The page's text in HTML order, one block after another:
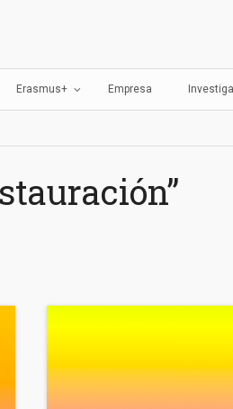
del Principado de
Erasmus+ Empresa